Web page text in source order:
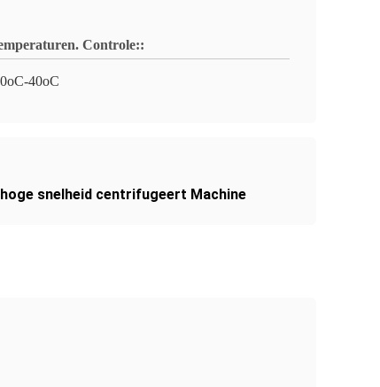
Controle::
40oC
hoge snelheid centrifugeert Machine